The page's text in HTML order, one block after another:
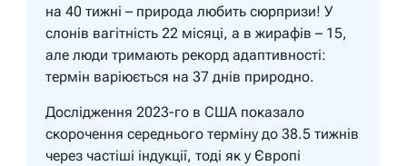
на 40 тижні – природа любить сюрпризи! У
слонів вагітність 22 місяці, а в жирафів – 15,
але люди тримають рекорд адаптивності:
термін варіюється на 37 днів природно.
Дослідження 2023-го в США показало
скорочення середнього терміну до 38.5 тижнів
через частіші індукції, тоді як у Європі